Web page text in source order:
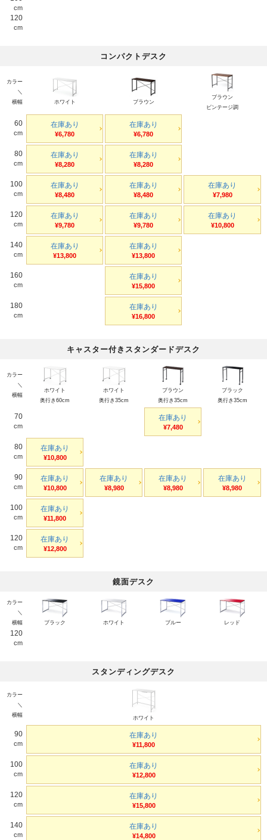
cm
120
cm
コンパクトデスク
カラー
＼
横幅
ホワイト ブラウン
ブラウン
ビンテージ調
60
cm
在庫あり
¥6,780
在庫あり
¥6,780
80
cm
在庫あり
¥8,280
在庫あり
¥8,280
100
cm
在庫あり
¥8,480
在庫あり
¥8,480
在庫あり
¥7,980
120
cm
在庫あり
¥9,780
在庫あり
¥9,780
在庫あり
¥10,800
140
cm
在庫あり
¥13,800
在庫あり
¥13,800
160
cm
在庫あり
¥15,800
180
cm
在庫あり
¥16,800
キャスター付きスタンダードデスク
カラー
＼
横幅
ホワイト
奥行き60cm
ホワイト
奥行き35cm
ブラウン
奥行き35cm
ブラック
奥行き35cm
70
cm
在庫あり
¥7,480
80
cm
在庫あり
¥10,800
90
cm
在庫あり
¥10,800
在庫あり
¥8,980
在庫あり
¥8,980
在庫あり
¥8,980
100
cm
在庫あり
¥11,800
120
cm
在庫あり
¥12,800
鏡面デスク
カラー
＼
横幅
ブラック ホワイト ブルー レッド
120
cm
スタンディングデスク
カラー
＼
横幅
ホワイト
90
cm
在庫あり
¥11,800
100
cm
在庫あり
¥12,800
120
cm
在庫あり
¥15,800
140
cm
在庫あり
¥14,800